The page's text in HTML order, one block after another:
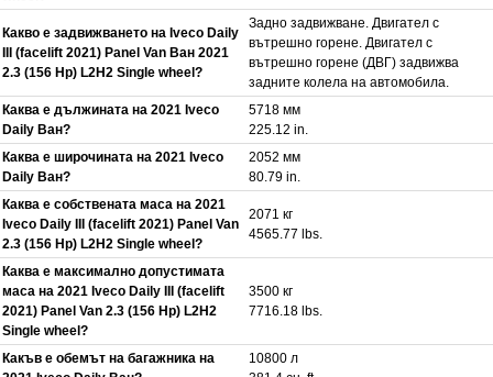
Какво е задвижването на Iveco Daily
III (facelift 2021) Panel Van Ван 2021
2.3 (156 Hp) L2H2 Single wheel?
Задно задвижване. Двигател с
вътрешно горене. Двигател с
вътрешно горене (ДВГ) задвижва
задните колела на автомобила.
Каква е дължината на 2021 Iveco
Daily Ван?
5718 мм
225.12 in.
Каква е широчината на 2021 Iveco
Daily Ван?
2052 мм
80.79 in.
Каква е собствената маса на 2021
Iveco Daily III (facelift 2021) Panel Van
2.3 (156 Hp) L2H2 Single wheel?
2071 кг
4565.77 lbs.
Каква е максимално допустимата
маса на 2021 Iveco Daily III (facelift
2021) Panel Van 2.3 (156 Hp) L2H2
Single wheel?
3500 кг
7716.18 lbs.
Какъв е обемът на багажника на
10800 л